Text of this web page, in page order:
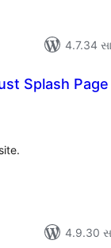
4.7.34
Splash Page
4.9.30